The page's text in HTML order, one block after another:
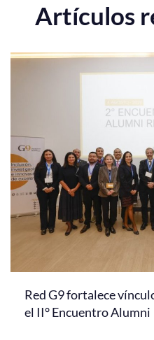
Artículos
Red G9 fortalece
el II° Encuentro Alumni